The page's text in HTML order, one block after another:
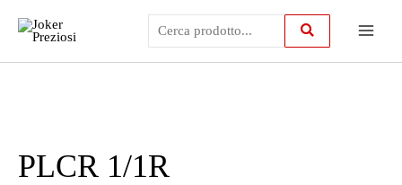
contenuto
PLCR 1/1R